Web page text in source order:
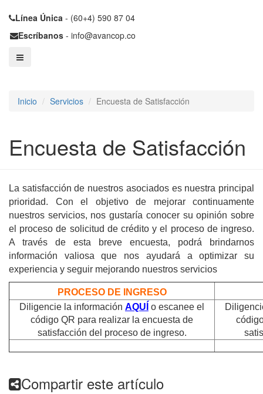
Línea Única - (60+4) 590 87 04
Escríbanos - info@avancop.co
Inicio Servicios Encuesta de Satisfacción
Encuesta de Satisfacción
La satisfacción de nuestros asociados es nuestra principal
prioridad. Con el objetivo de mejorar continuamente
nuestros servicios, nos gustaría conocer su opinión sobre
el proceso de solicitud de crédito y el proceso de ingreso.
A través de esta breve encuesta, podrá brindarnos
información valiosa que nos ayudará a optimizar su
experiencia y seguir mejorando nuestros servicios
PROCESO DE INGRESO
Diligencie la información AQUÍ o escanee el
código QR para realizar la encuesta de
satisfacción del proceso de ingreso.
Compartir este artículo